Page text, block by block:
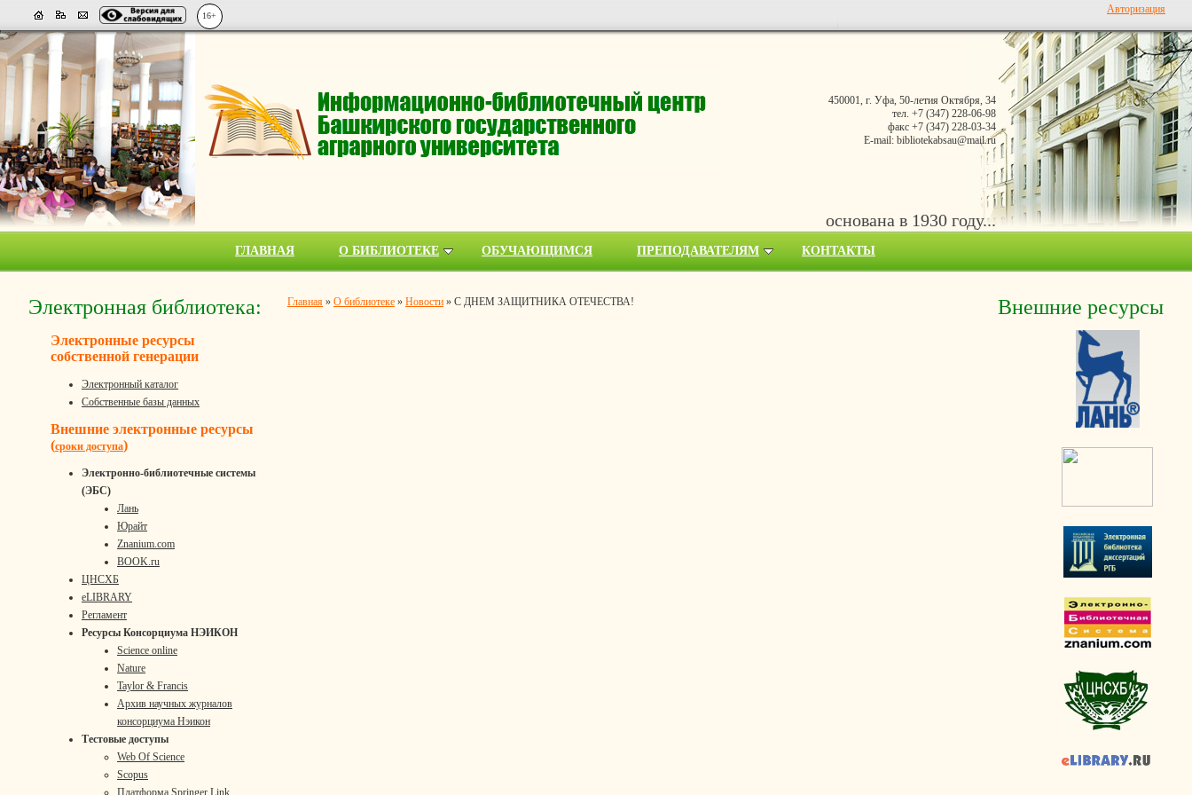
16+
Авторизация
450001, г. Уфа, 50-летия Октября, 34
тел. +7 (347) 228-06-98
факс +7 (347) 228-03-34
E-mail: bibliotekabsau@mail.ru
основана в 1930 году...
ГЛАВНАЯ О БИБЛИОТЕКЕ ОБУЧАЮЩИМСЯ ПРЕПОДАВАТЕЛЯМ КОНТАКТЫ
Электронная библиотека:
Электронные ресурсы
собственной генерации
Электронный каталог
Собственные базы данных
Внешние электронные ресурсы
(сроки доступа)
Электронно-библиотечные системы
(ЭБС)
Лань
Юрайт
Znanium.com
BOOK.ru
ЦНСХБ
eLIBRARY
Регламент
Ресурсы Консорциума НЭИКОН
Science online
Nature
Taylor & Francis
Архив научных журналов
консорциума Нэикон
Тестовые доступы
Web Of Science
Scopus
Платформа Springer Link
Главная » О библиотеке » Новости » С ДНЕМ ЗАЩИТНИКА ОТЕЧЕСТВА! Внешние ресурсы